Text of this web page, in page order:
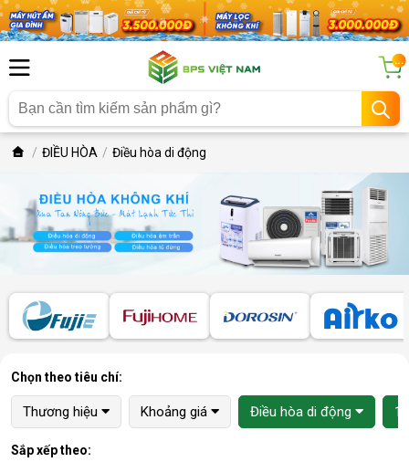
...
ĐIỀU HÒA Điều hòa di động
Chọn theo tiêu chí:
Thương hiệu Khoảng giá Điều hòa di động 1
Sắp xếp theo: